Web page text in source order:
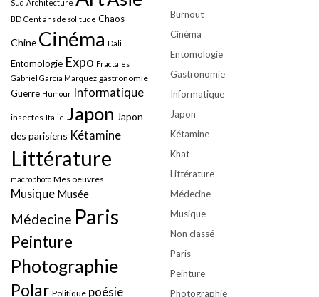
Sud Architecture
BD Cent ans de solitude Chaos
Chine Cinéma Dali
Entomologie Expo Fractales
Gabriel Garcia Marquez gastronomie
Guerre Humour Informatique
insectes Italie Japon Japon
des parisiens Kétamine
Littérature
macrophoto Mes oeuvres
Musique Musée
Médecine Paris
Peinture
Photographie
Polar Politique poésie
Burnout
Cinéma
Entomologie
Gastronomie
Informatique
Japon
Kétamine
Khat
Littérature
Médecine
Musique
Non classé
Paris
Peinture
Photographie